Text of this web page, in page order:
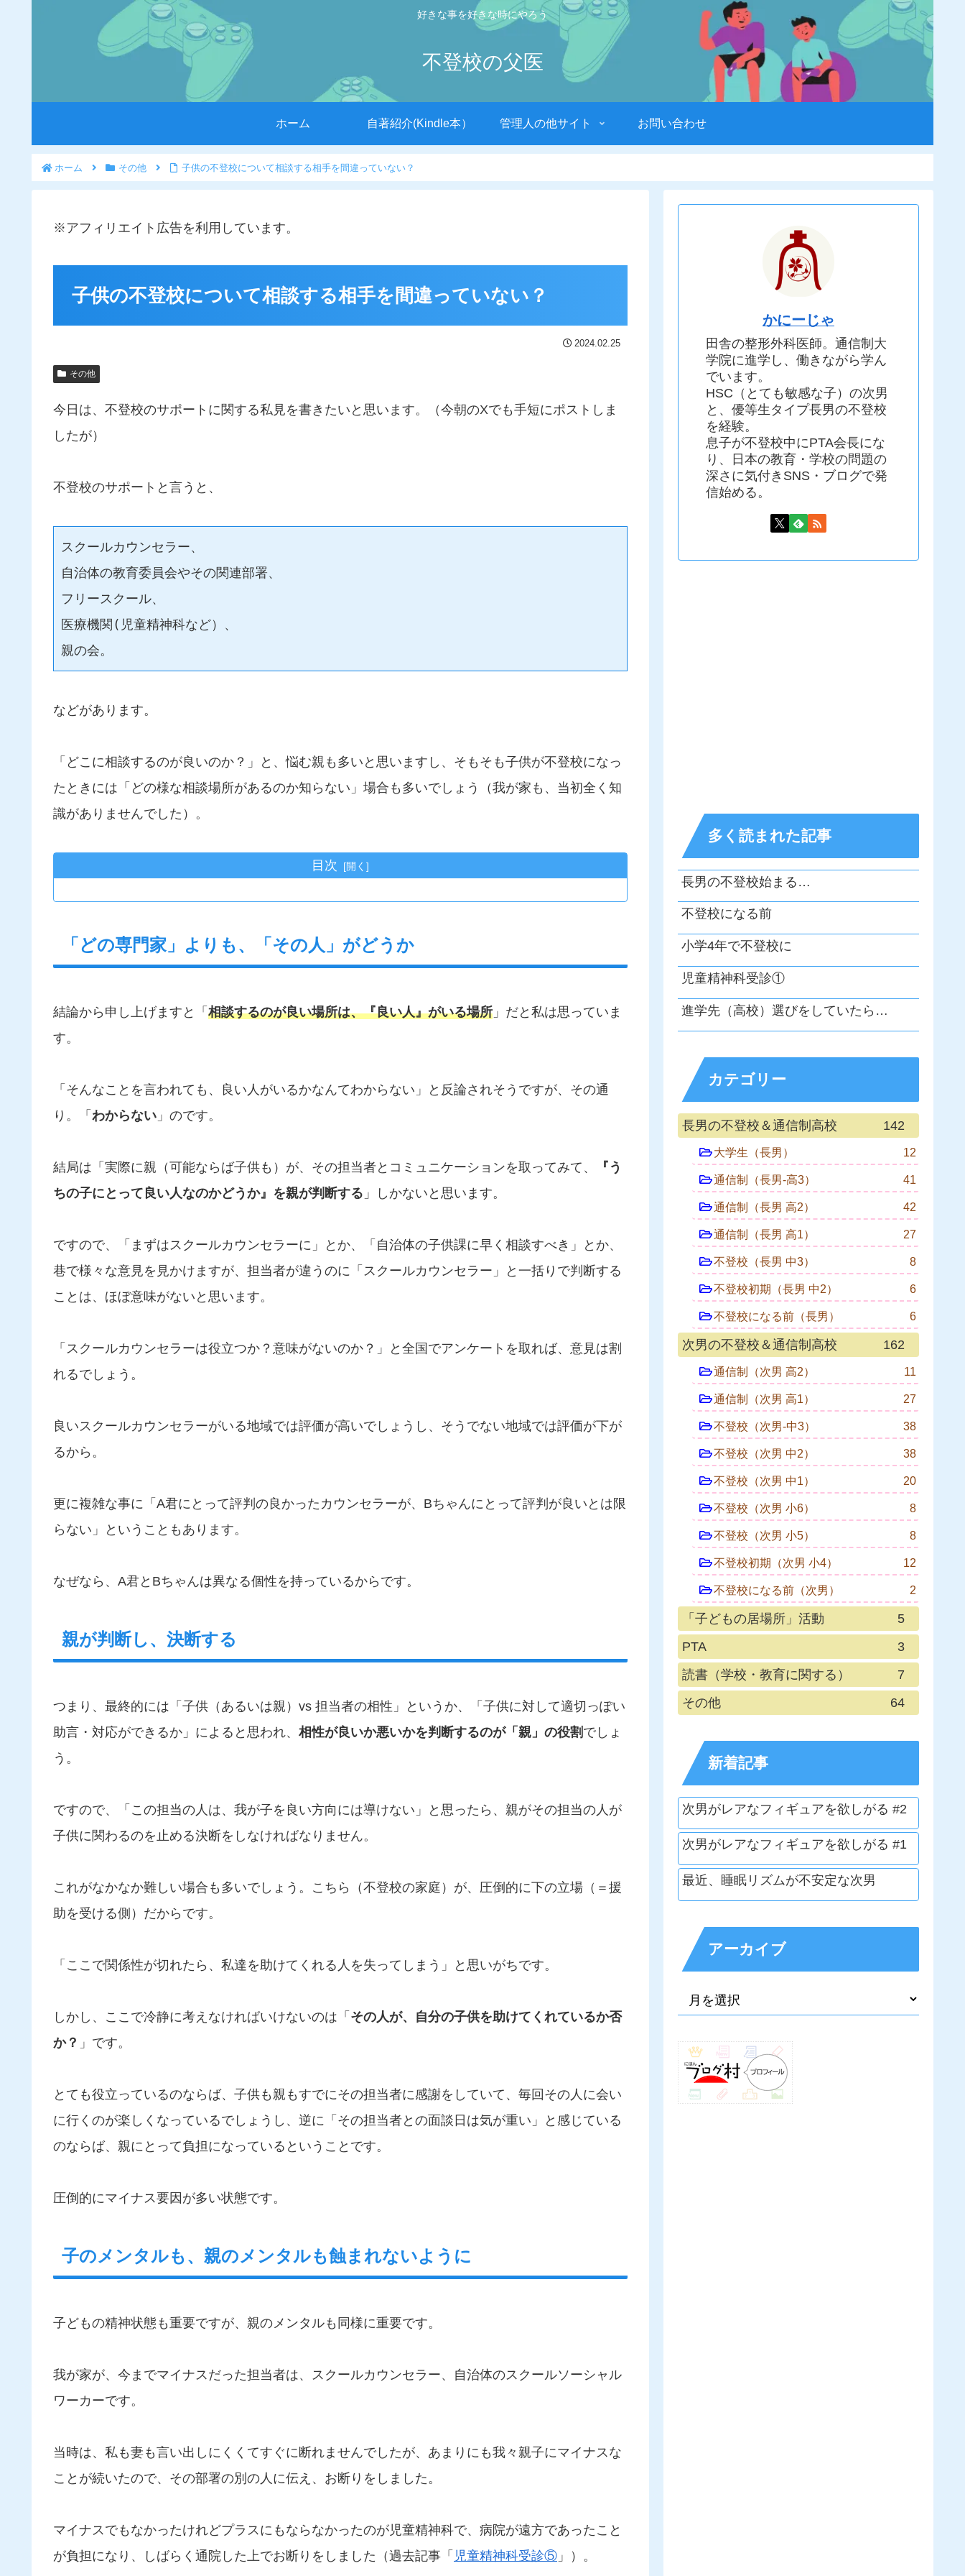
好きな事を好きな時にやろう
不登校の父医
ホーム 自著紹介(Kindle本） 管理人の他サイト お問い合わせ
ホーム その他 子供の不登校について相談する相手を間違っていない？
※アフィリエイト広告を利用しています。
子供の不登校について相談する相手を間違っていない？
2024.02.25
その他
今日は、不登校のサポートに関する私見を書きたいと思います。（今朝のXでも手短にポストしま
したが）
不登校のサポートと言うと、
スクールカウンセラー、
自治体の教育委員会やその関連部署、
フリースクール、
医療機関(児童精神科など）、
親の会。
などがあります。
「どこに相談するのが良いのか？」と、悩む親も多いと思いますし、そもそも子供が不登校になっ
たときには「どの様な相談場所があるのか知らない」場合も多いでしょう（我が家も、当初全く知
識がありませんでした）。
目次
「どの専門家」よりも、「その人」がどうか
結論から申し上げますと「 相談するのが良い場所は、『良い人』がいる場所 」だと私は思っていま
す。
「そんなことを言われても、良い人がいるかなんてわからない」と反論されそうですが、その通
り。「 わからない 」のです。
結局は「実際に親（可能ならば子供も）が、その担当者とコミュニケーションを取ってみて、
『う
ちの子にとって良い人なのかどうか』を親が判断する 」しかないと思います。
ですので、「まずはスクールカウンセラーに」とか、「自治体の子供課に早く相談すべき」とか、
巷で様々な意見を見かけますが、担当者が違うのに「スクールカウンセラー」と一括りで判断する
ことは、ほぼ意味がないと思います。
「スクールカウンセラーは役立つか？意味がないのか？」と全国でアンケートを取れば、意見は割
れるでしょう。
良いスクールカウンセラーがいる地域では評価が高いでしょうし、そうでない地域では評価が下が
るから。
更に複雑な事に「A君にとって評判の良かったカウンセラーが、Bちゃんにとって評判が良いとは限
らない」ということもあります。
なぜなら、A君とBちゃんは異なる個性を持っているからです。
親が判断し、決断する
つまり、最終的には「子供（あるいは親）vs 担当者の相性」というか、「子供に対して適切っぽい
助言・対応ができるか」によると思われ、 相性が良いか悪いかを判断するのが「親」の役割 でしょ
う。
ですので、「この担当の人は、我が子を良い方向には導けない」と思ったら、親がその担当の人が
子供に関わるのを止める決断をしなければなりません。
これがなかなか難しい場合も多いでしょう。こちら（不登校の家庭）が、圧倒的に下の立場（＝援
助を受ける側）だからです。
「ここで関係性が切れたら、私達を助けてくれる人を失ってしまう」と思いがちです。
しかし、ここで冷静に考えなければいけないのは「 その人が、自分の子供を助けてくれているか否
か？ 」です。
とても役立っているのならば、子供も親もすでにその担当者に感謝をしていて、毎回その人に会い
に行くのが楽しくなっているでしょうし、逆に「その担当者との面談日は気が重い」と感じている
のならば、親にとって負担になっているということです。
圧倒的にマイナス要因が多い状態です。
子のメンタルも、親のメンタルも蝕まれないように
子どもの精神状態も重要ですが、親のメンタルも同様に重要です。
我が家が、今までマイナスだった担当者は、スクールカウンセラー、自治体のスクールソーシャル
ワーカーです。
当時は、私も妻も言い出しにくくてすぐに断れませんでしたが、あまりにも我々親子にマイナスな
ことが続いたので、その部署の別の人に伝え、お断りをしました。
マイナスでもなかったけれどプラスにもならなかったのが児童精神科で、病院が遠方であったこと
が負担になり、しばらく通院した上でお断りをしました（過去記事「 児童精神科受診⑤ 」）。
かにーじゃ
田舎の整形外科医師。通信制大
学院に進学し、働きながら学ん
でいます。
HSC（とても敏感な子）の次男
と、優等生タイプ長男の不登校
を経験。
息子が不登校中にPTA会長にな
り、日本の教育・学校の問題の
深さに気付きSNS・ブログで発
信始める。
多く読まれた記事
長男の不登校始まる…
不登校になる前
小学4年で不登校に
児童精神科受診①
進学先（高校）選びをしていたら…
カテゴリー
長男の不登校＆通信制高校 142
大学生（長男） 12
通信制（長男-高3） 41
通信制（長男 高2） 42
通信制（長男 高1） 27
不登校（長男 中3） 8
不登校初期（長男 中2） 6
不登校になる前（長男） 6
次男の不登校＆通信制高校 162
通信制（次男 高2） 11
通信制（次男 高1） 27
不登校（次男-中3） 38
不登校（次男 中2） 38
不登校（次男 中1） 20
不登校（次男 小6） 8
不登校（次男 小5） 8
不登校初期（次男 小4） 12
不登校になる前（次男） 2
「子どもの居場所」活動
5
PTA
3
読書（学校・教育に関する）
7
その他
64
新着記事
次男がレアなフィギュアを欲しがる #2
次男がレアなフィギュアを欲しがる #1
最近、睡眠リズムが不安定な次男
アーカイブ